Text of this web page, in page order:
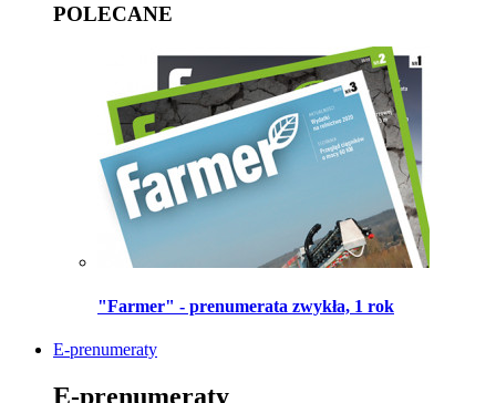
POLECANE
"Farmer" - prenumerata zwykła, 1 rok
E-prenumeraty
E-prenumeraty